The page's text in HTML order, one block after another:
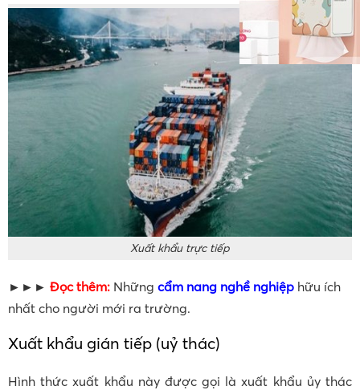
Xuất khẩu trực tiếp
►►► Đọc thêm: Những cẩm nang nghề nghiệp hữu ích
nhất cho người mới ra trường.
Xuất khẩu gián tiếp (uỷ thác)
Hình thức xuất khẩu này được gọi là xuất khẩu ủy thác